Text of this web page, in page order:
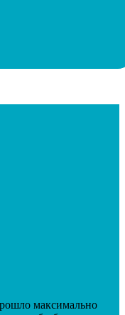
максимально